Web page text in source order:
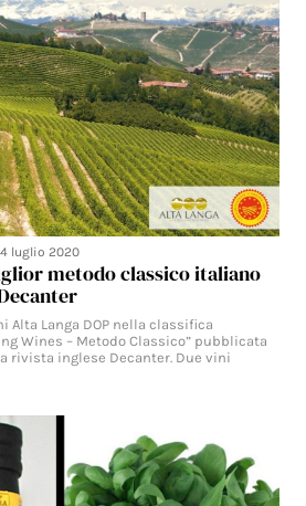
luglio 2020
metodo classico italiano
Langa DOP nella classifica
Wines – Metodo Classico” pubblicata
rivista inglese Decanter. Due vini